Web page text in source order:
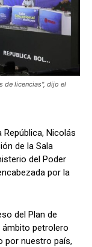
de licencias", dijo el
República, Nicolás
de la Sala
del Poder
por la
del Plan de
ámbito petrolero
por nuestro país,